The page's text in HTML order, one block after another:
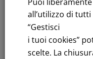
C.F.e P.IVA 00776140154
C.C.I.AA. Milano – REA
all’utilizzo di tutti
“Gestisci
i tuoi cookies”
scelte. La